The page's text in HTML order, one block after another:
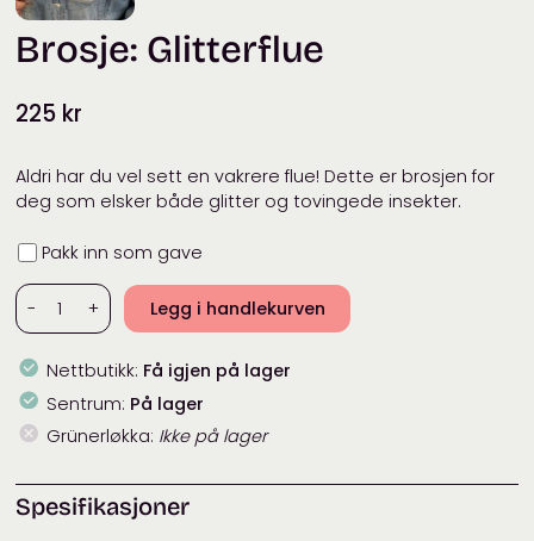
Brosje: Glitterflue
225 kr
Aldri har du vel sett en vakrere flue! Dette er brosjen for
deg som elsker både glitter og tovingede insekter.
Innpakning
Pakk inn som gave
-
Brosje:
Glitterflue
+ Legg i handlekurven
Nettbutikk: Få igjen på lager
Sentrum: På lager
Grünerløkka: Ikke på lager
Spesifikasjoner